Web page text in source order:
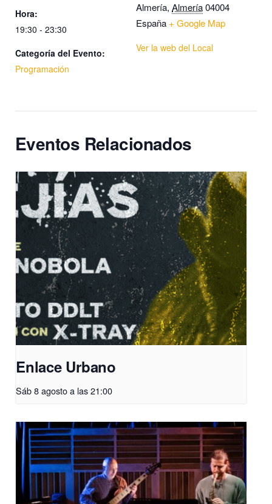
Hora:
19:30 - 23:30
Categoría del Evento:
Programación
Almería, Almería04004
España + Google Map
Ver la web del Local
Eventos Relacionados
Enlace Urbano
Sáb 8 agosto a las 21:00